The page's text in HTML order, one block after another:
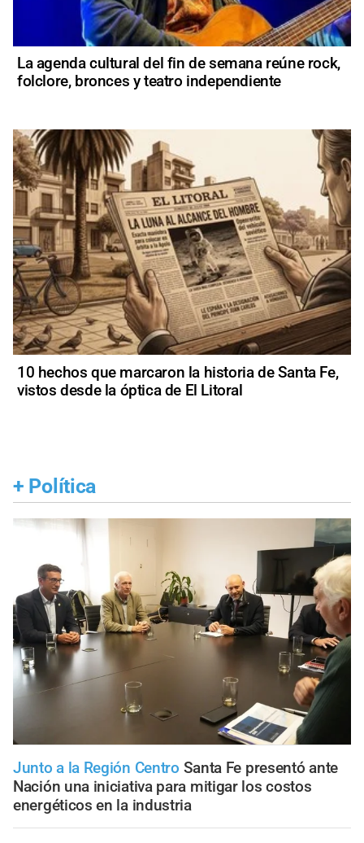
La agenda cultural del fin de semana reúne rock,
folclore, bronces y teatro independiente
10 hechos que marcaron la historia de Santa Fe,
vistos desde la óptica de El Litoral
+ Política
Junto a la Región Centro Santa Fe presentó ante
Nación una iniciativa para mitigar los costos
energéticos en la industria